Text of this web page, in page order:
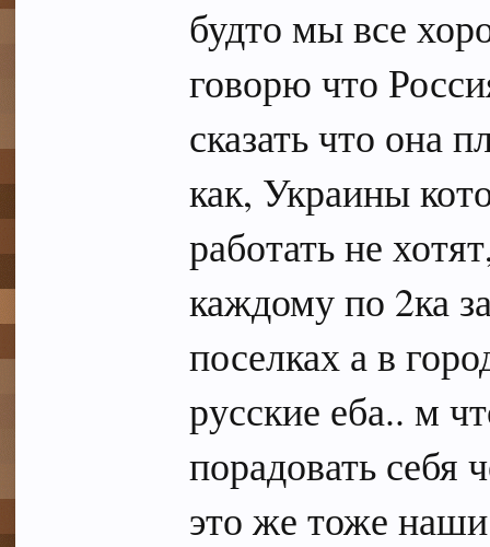
будто мы все
говорю что
сказать что она
как, Украины
работать не
каждому по 2ка
поселках а в
русские еба.. м
порадовать себя
это же тоже